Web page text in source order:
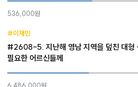
536,000원
#이재민
#2608-5. 지난해 영남 지역을 덮친 대형
필요한 어르신들께